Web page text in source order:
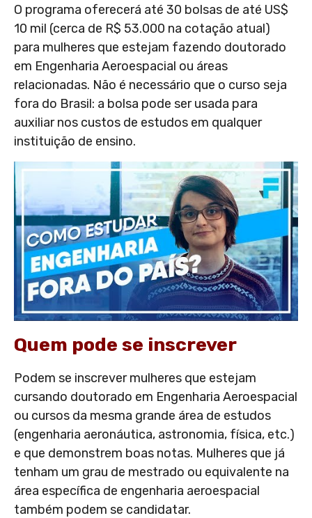
O programa oferecerá até 30 bolsas de até US$
10 mil (cerca de R$ 53.000 na cotação atual)
para mulheres que estejam fazendo doutorado
em Engenharia Aeroespacial ou áreas
relacionadas. Não é necessário que o curso seja
fora do Brasil: a bolsa pode ser usada para
auxiliar nos custos de estudos em qualquer
instituição de ensino.
Quem pode se inscrever
Podem se inscrever mulheres que estejam
cursando doutorado em Engenharia Aeroespacial
ou cursos da mesma grande área de estudos
(engenharia aeronáutica, astronomia, física, etc.)
e que demonstrem boas notas. Mulheres que já
tenham um grau de mestrado ou equivalente na
área específica de engenharia aeroespacial
também podem se candidatar.